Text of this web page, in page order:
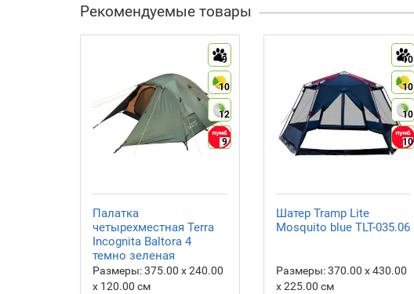
Рекомендуемые товары
9
10
12
9
Палатка
четырехместная Terra
Incognita Baltora 4
темно зеленая
Размеры:375.00 х 240.00
х 120.00 см
10
10
10
10
Шатер Tramp Lite
Mosquito blue TLT-035.06
Размеры:370.00 х 430.00
х 225.00 см